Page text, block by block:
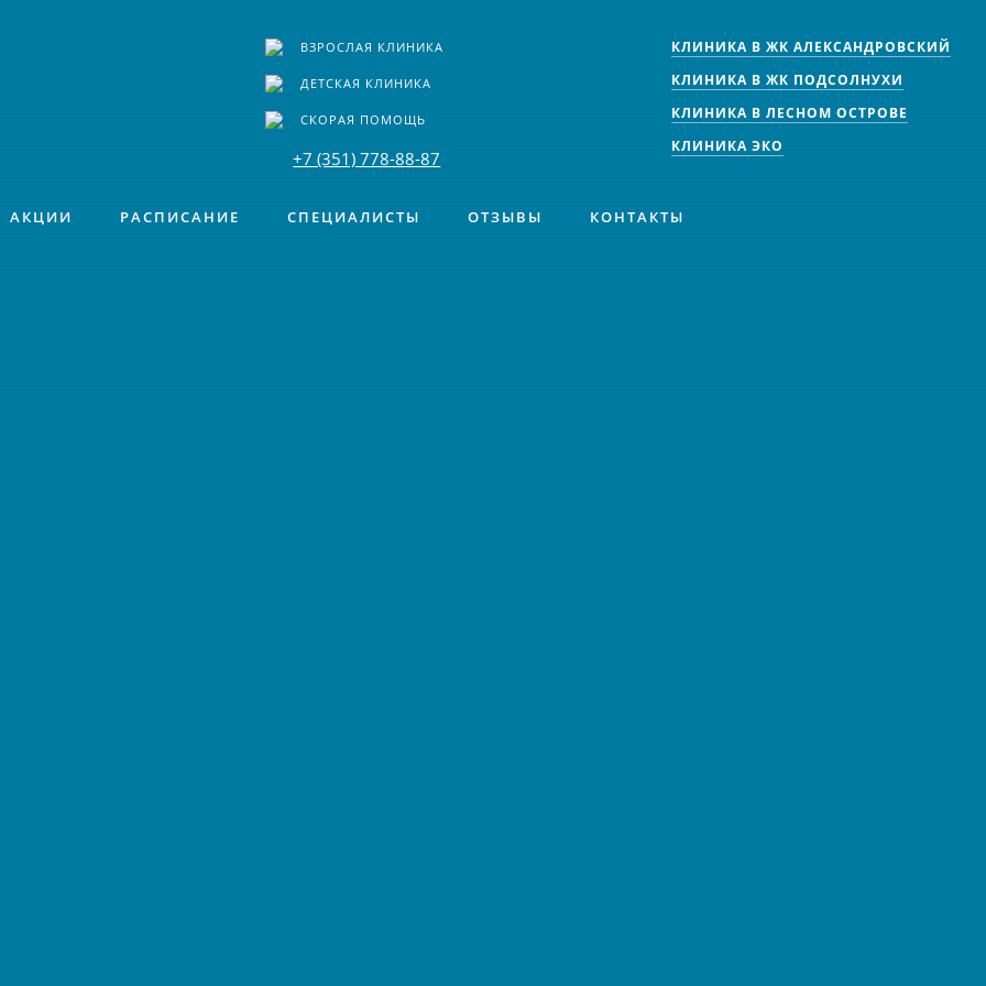
ВЗРОСЛАЯ КЛИНИКА
ДЕТСКАЯ КЛИНИКА
СКОРАЯ ПОМОЩЬ
+7 (351) 778-88-87
КЛИНИКА В ЖК АЛЕКСАНДРОВСКИЙ
КЛИНИКА В ЖК ПОДСОЛНУХИ
КЛИНИКА В ЛЕСНОМ ОСТРОВЕ
КЛИНИКА ЭКО
АКЦИИ РАСПИСАНИЕ СПЕЦИАЛИСТЫ ОТЗЫВЫ КОНТАКТЫ